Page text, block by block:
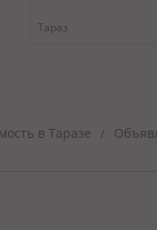
Тараз
в Таразе /